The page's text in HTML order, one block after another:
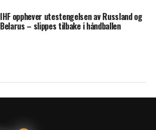
IHF opphever utestengelsen av Russland og
Belarus – slippes tilbake i håndballen